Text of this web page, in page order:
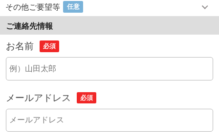
その他ご要望等 任意
ご連絡先情報
お名前 必須
メールアドレス 必須